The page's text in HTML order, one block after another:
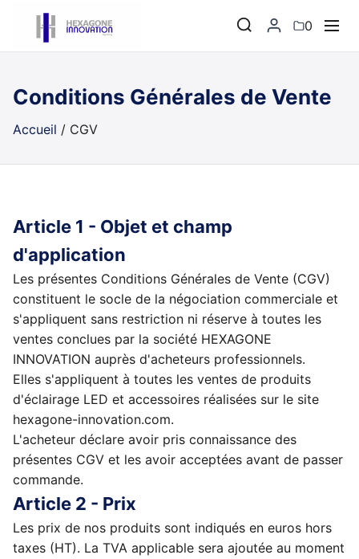
0
Conditions Générales de Vente
Accueil / CGV
Article 1 - Objet et champ
d'application
Les présentes Conditions Générales de Vente (CGV)
constituent le socle de la négociation commerciale et
s'appliquent sans restriction ni réserve à toutes les
ventes conclues par la société HEXAGONE
INNOVATION auprès d'acheteurs professionnels.
Elles s'appliquent à toutes les ventes de produits
d'éclairage LED et accessoires réalisées sur le site
hexagone-innovation.com.
L'acheteur déclare avoir pris connaissance des
présentes CGV et les avoir acceptées avant de passer
commande.
Article 2 - Prix
Les prix de nos produits sont indiqués en euros hors
taxes (HT). La TVA applicable sera ajoutée au moment